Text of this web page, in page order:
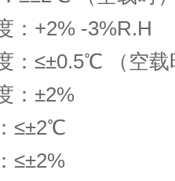
+2% -3%R.H
≤±0.5℃ （空载
±2%
≤±2℃